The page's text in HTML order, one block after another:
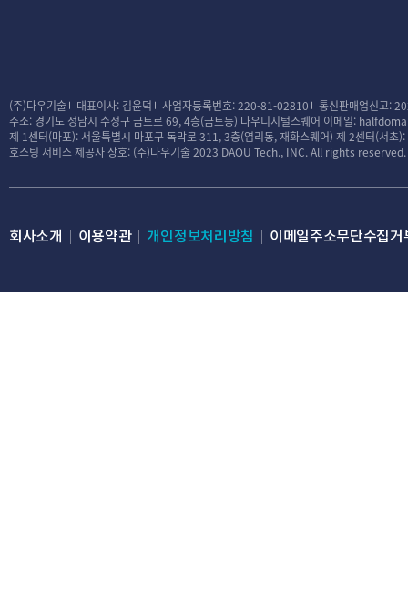
(주)다우기술 대표이사: 김윤덕 사업자등록번호: 220-81-02810
통신판매업신고:
주소: 경기도 성남시 수정구 금토로 69, 4층(금토동) 다우디지털스퀘어 이메일:
제 1센터(마포): 서울특별시 마포구 독막로 311, 3층(염리동, 재화스퀘어) 제 2센터(서초
호스팅 서비스 제공자 상호: (주)다우기술2023 DAOU Tech., INC. All rights reserved.
회사소개 이용약관 개인정보처리방침 이메일주소무단수집거